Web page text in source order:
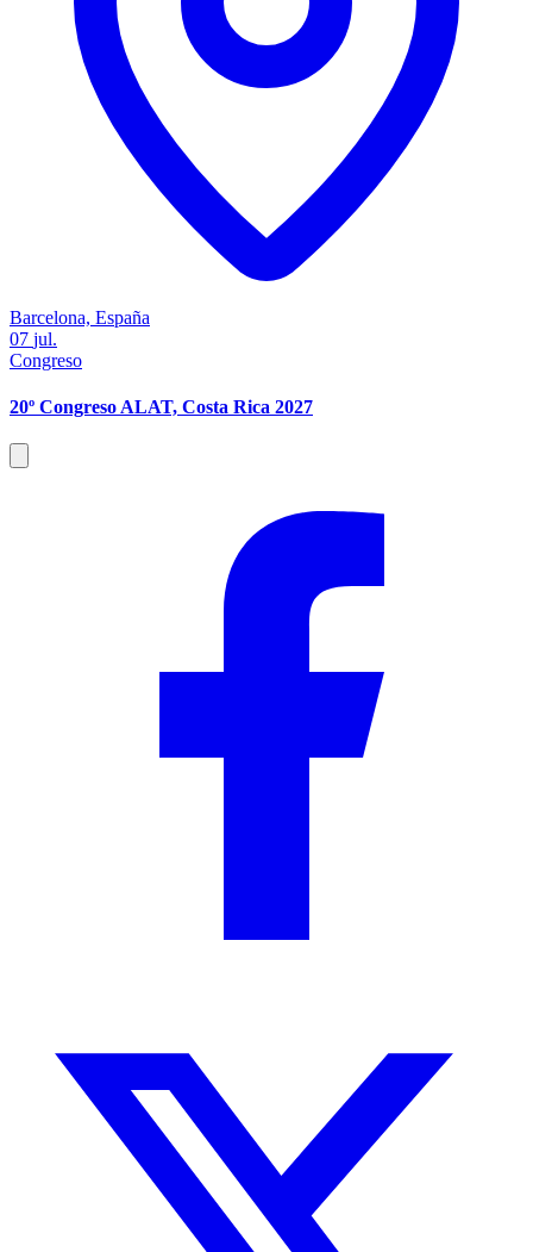
Barcelona, España
07 jul.
Congreso
20º Congreso ALAT, Costa Rica 2027